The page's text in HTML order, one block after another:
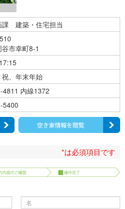
課 建築・住宅担当
市幸町8-1
祝、年末年始
4811 内線1372
5400
*は必須項目です